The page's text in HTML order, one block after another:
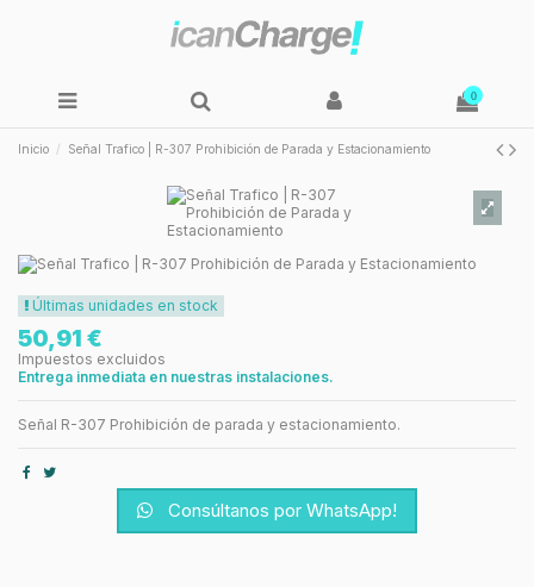
0
Inicio Señal Trafico | R-307 Prohibición de Parada y Estacionamiento
Últimas unidades en stock
50,91 €
Impuestos excluidos
Entrega inmediata en nuestras instalaciones.
Señal R-307 Prohibición de parada y estacionamiento.
Consúltanos por WhatsApp!